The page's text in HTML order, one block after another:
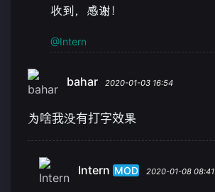
收到，感谢！
@Intern
bahar 2020-01-03 16:54
为啥我没有打字效果
Intern MOD 2020-01-08 08:41